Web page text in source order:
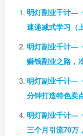
明灯副业千计—
速递减式学习（
明灯副业千计—
赚钱副业之路，
明灯副业千计—
分钟打造特色卖
明灯副业千计—
三个月引流70万